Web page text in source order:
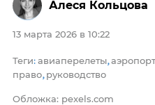
13 марта 2026 в 10:22
Теги: авиаперелеты,аэропорт
право, руководство
Обложка: pexels.com
Алеся Кольцова